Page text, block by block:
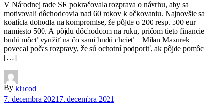
V Národnej rade SR pokračovala rozprava o návrhu, aby sa
motivovali dôchodcovia nad 60 rokov k očkovaniu. Najnovšie sa
koalícia dohodla na kompromise, že pôjde o 200 resp. 300 eur
namiesto 500. A pôjdu dôchodcom na ruku, pričom tieto financie
budú môcť využiť na čo sami budú chcieť. Milan Mazurek
povedal počas rozpravy, že sú ochotní podporiť, ak pôjde pomôc
[…]
By klucod
7. decembra 2021 7. decembra 2021